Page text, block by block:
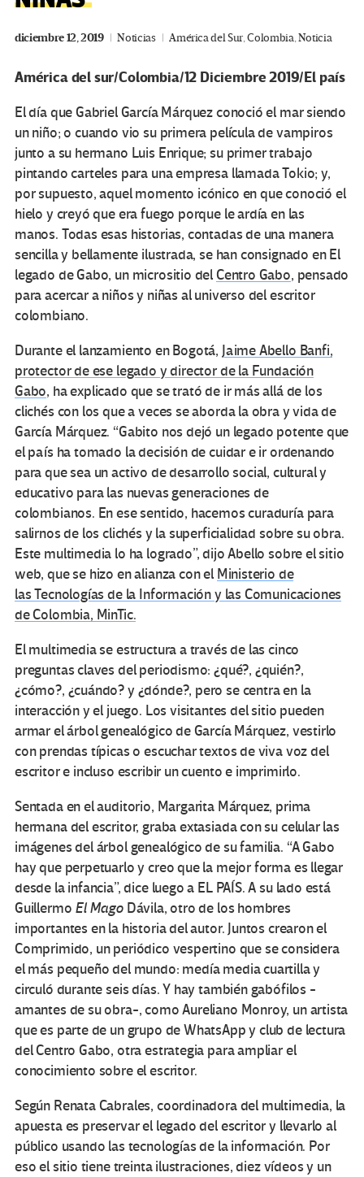
diciembre 12, 2019 Noticias América del Sur,Colombia,Noticia
América del sur/Colombia/12 Diciembre 2019/El país
El día que Gabriel García Márquez conoció el mar siendo
un niño; o cuando vio su primera película de vampiros
junto a su hermano Luis Enrique; su primer trabajo
pintando carteles para una empresa llamada Tokio; y,
por supuesto, aquel momento icónico en que conoció el
hielo y creyó que era fuego porque le ardía en las
manos. Todas esas historias, contadas de una manera
sencilla y bellamente ilustrada, se han consignado en El
legado de Gabo, un micrositio delCentro Gabo, pensado
para acercar a niños y niñas al universo del escritor
colombiano.
Durante el lanzamiento en Bogotá, Jaime Abello Banfi,
protector de ese legado y director de la Fundación
Gabo, ha explicado que se trató de ir más allá de los
clichés con los que a veces se aborda la obra y vida de
García Márquez. “Gabito nos dejó un legado potente que
el país ha tomado la decisión de cuidar e ir ordenando
para que sea un activo de desarrollo social, cultural y
educativo para las nuevas generaciones de
colombianos. En ese sentido, hacemos curaduría para
salirnos de los clichés y la superficialidad sobre su obra.
Este multimedia lo ha logrado”, dijo Abello sobre el sitio
web, que se hizo en alianza con el Ministerio de
lasTecnologías de la Información y las Comunicaciones
de Colombia, MinTic.
El multimedia se estructura a través de las cinco
preguntas claves del periodismo: ¿qué?, ¿quién?,
¿cómo?, ¿cuándo? y ¿dónde?, pero se centra en la
interacción y el juego. Los visitantes del sitio pueden
armar el árbol genealógico de García Márquez, vestirlo
con prendas típicas o escuchar textos de viva voz del
escritor e incluso escribir un cuento e imprimirlo.
Sentada en el auditorio, Margarita Márquez, prima
hermana del escritor, graba extasiada con su celular las
imágenes del árbol genealógico de su familia. “A Gabo
hay que perpetuarlo y creo que la mejor forma es llegar
desde la infancia”, dice luego a EL PAÍS. A su lado está
Guillermo El MagoDávila, otro de los hombres
importantes en la historia del autor. Juntos crearon el
Comprimido, un periódico vespertino que se considera
el más pequeño del mundo: medía media cuartilla y
circuló durante seis días. Y hay también gabófilos -
amantes de su obra-, como Aureliano Monroy, un artista
que es parte de un grupo de WhatsApp y club de lectura
del Centro Gabo, otra estrategia para ampliar el
conocimiento sobre el escritor.
Según Renata Cabrales, coordinadora del multimedia, la
apuesta es preservar el legado del escritor y llevarlo al
público usando las tecnologías de la información. Por
eso el sitio tiene treinta ilustraciones, diez vídeos y un